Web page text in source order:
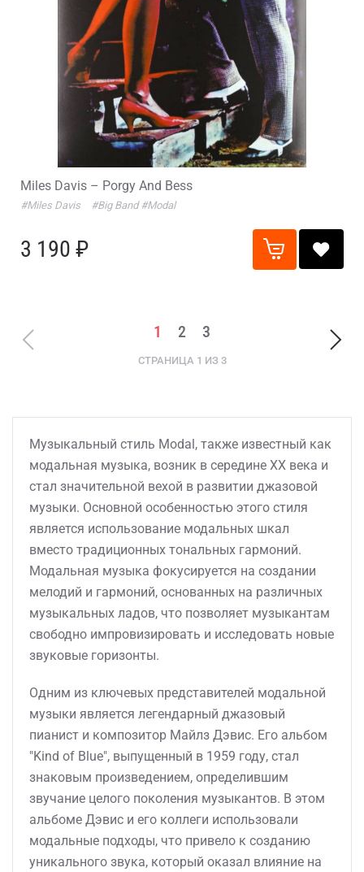
Miles Davis – Porgy And Bess
#Miles Davis #Big Band #Modal
3 190 ₽
1 2 3
СТРАНИЦА 1 ИЗ 3
Музыкальный стиль Modal, также известный как
модальная музыка, возник в середине XX века и
стал значительной вехой в развитии джазовой
музыки. Основной особенностью этого стиля
является использование модальных шкал
вместо традиционных тональных гармоний.
Модальная музыка фокусируется на создании
мелодий и гармоний, основанных на различных
музыкальных ладов, что позволяет музыкантам
свободно импровизировать и исследовать новые
звуковые горизонты.
Одним из ключевых представителей модальной
музыки является легендарный джазовый
пианист и композитор Майлз Дэвис. Его альбом
"Kind of Blue", выпущенный в 1959 году, стал
знаковым произведением, определившим
звучание целого поколения музыкантов. В этом
альбоме Дэвис и его коллеги использовали
модальные подходы, что привело к созданию
уникального звука, который оказал влияние на